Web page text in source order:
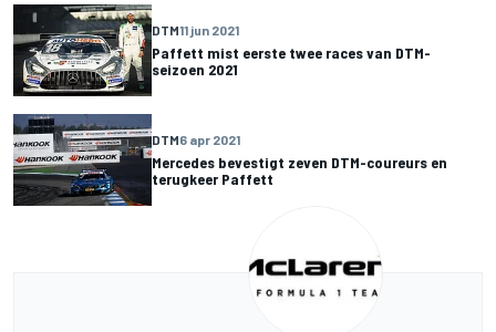
DTM11 jun 2021
Paffett mist eerste twee races van DTM-
seizoen 2021
DTM6 apr 2021
Mercedes bevestigt zeven DTM-coureurs en
terugkeer Paffett